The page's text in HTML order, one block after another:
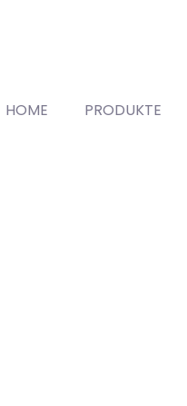
HOME PRODUKTE